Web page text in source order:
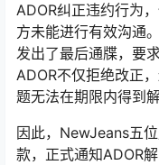
ADOR纠正违约行为
方未能进行有效沟通
发出了最后通牒，要
ADOR不仅拒绝改正
题无法在期限内得到解
因此，NewJeans五
款，正式通知ADOR